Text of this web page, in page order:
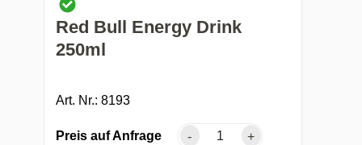
Red Bull Energy Drink
250ml
Art. Nr.: 8193
Preis auf Anfrage - +